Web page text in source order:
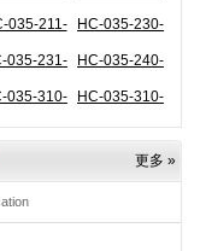
ENU ENU
035-211-
ENU
HC-035-230-
ENU
035-231-
ENU
HC-035-240-
ENU
035-310-
CHS
HC-035-310-
ENU
更多 »